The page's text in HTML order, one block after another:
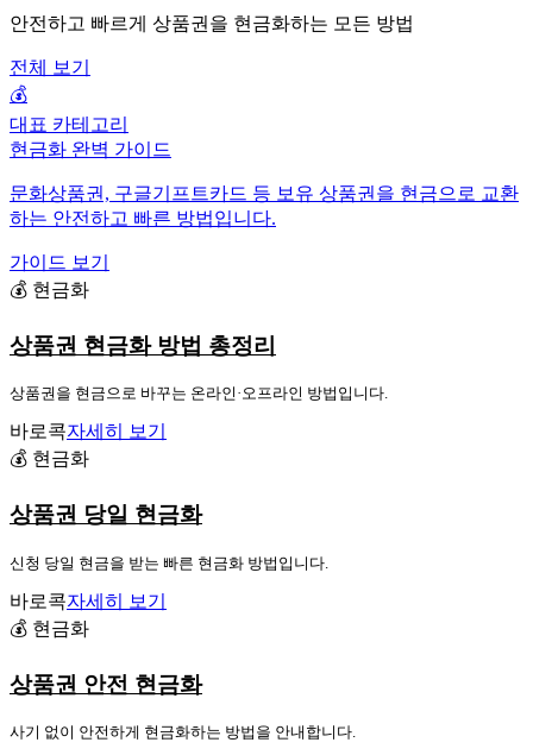
안전하고 빠르게 상품권을 현금화하는 모든 방법
전체 보기
💰
대표 카테고리
현금화 완벽 가이드
문화상품권, 구글기프트카드 등 보유 상품권을 현금으로 교환
하는 안전하고 빠른 방법입니다.
가이드 보기
💰 현금화
상품권 현금화 방법 총정리
상품권을 현금으로 바꾸는 온라인·오프라인 방법입니다.
바로콕자세히 보기
💰 현금화
상품권 당일 현금화
신청 당일 현금을 받는 빠른 현금화 방법입니다.
바로콕자세히 보기
💰 현금화
상품권 안전 현금화
사기 없이 안전하게 현금화하는 방법을 안내합니다.